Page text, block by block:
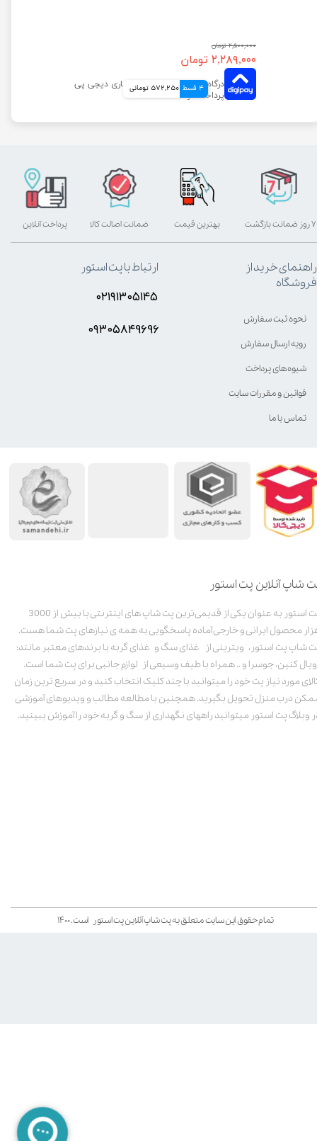
۲,۵۰۰,۰۰۰ تومان
۲,۲۸۹,۰۰۰ تومان
4 قسط 572,250 تومانی
شاپ آنلاین پت استور
پت استور به عنوان یکی از قدیمی‌ترین پت شاپ های اینترنتی با بیش از 3000
محصول ایرانی و خارجی آماده پاسخگویی به همه ی نیازهای پت شما هست.
شاپ پت استور، ویترینی از غذای سگ و غذای گربه با برندهای معتبر مانند:
کنین، جوسرا و .. همراه با طیف وسیعی از لوازم جانبی برای پت شما است.
مورد نیاز پت خود را میتوانید با چند کلیک انتخاب کنید و در سریع ترین زمان
درب منزل تحویل بگیرید. همچنین با مطالعه مطالب و ویدیوهای آموزشی
وبلاگ پت استور میتوانید راههای نگهداری از سگ و گربه خود را آموزش ببینید.
تمام حقوق این سایت متعلق به پت شاپ آنلاین پت استور است. ۱۴۰۰
بهترین قیمت پرداخت آنلاین ۷ روز ضمانت بازگشت ضمانت اصالت کالا
راهنمای خرید از
فروشگاه
نحوه ثبت سفارش
رویه ارسال سفارش
شیوه‌های پرداخت
قوانین و مقررات سایت
تماس با ما
ارتباط با پت استور
۰۲۱۹۱۳۰۵۱۴۵
۰۹۳۰۵8۴9696